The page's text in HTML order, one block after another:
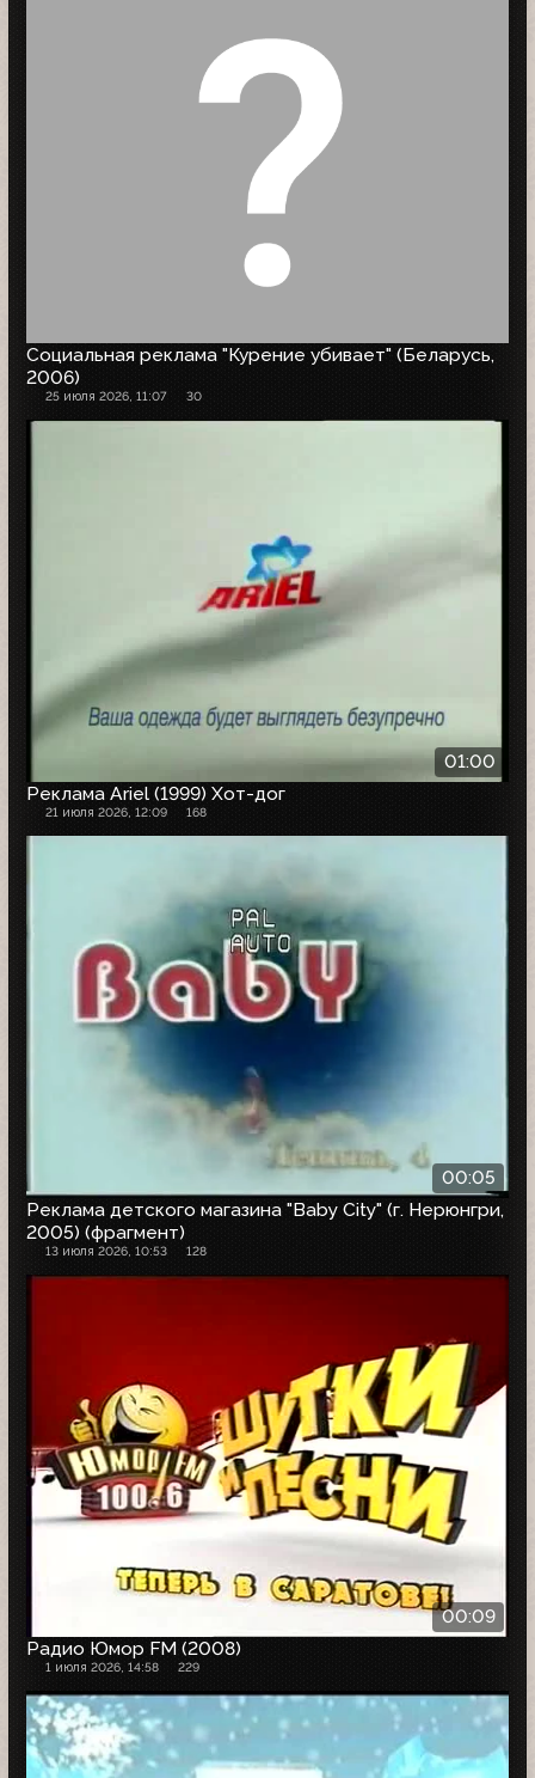
Социальная реклама "Курение убивает" (Беларусь,
2006)
25 июля 2026, 11:07 30
01:00
Реклама Ariel (1999) Хот-дог
21 июля 2026, 12:09 168
00:05
Реклама детского магазина "Baby City" (г. Нерюнгри,
2005) (фрагмент)
13 июля 2026, 10:53 128
00:09
Радио Юмор FM (2008)
1 июля 2026, 14:58 229